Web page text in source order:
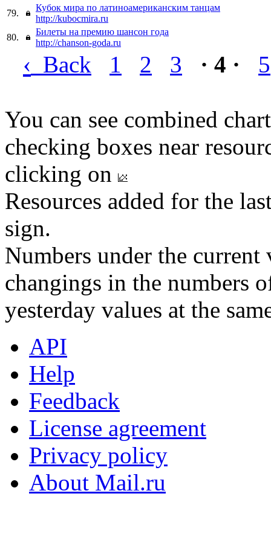
79.
Кубок мира по латиноамериканским танцам
http://kubocmira.ru
80.
Билеты на премию шансон года
http://chanson-goda.ru
‹ Back 1 2 3 · 4 · 5
You can see combined
checking boxes near
clicking on
Resources added for the
sign.
Numbers under the
changings in the numbers
yesterday values at the
API
Help
Feedback
License agreement
Privacy policy
About Mail.ru